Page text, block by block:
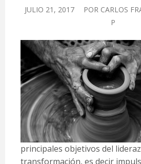
JULIO 21, 2017 POR CARLOS
P
principales objetivos del
transformación, es decir